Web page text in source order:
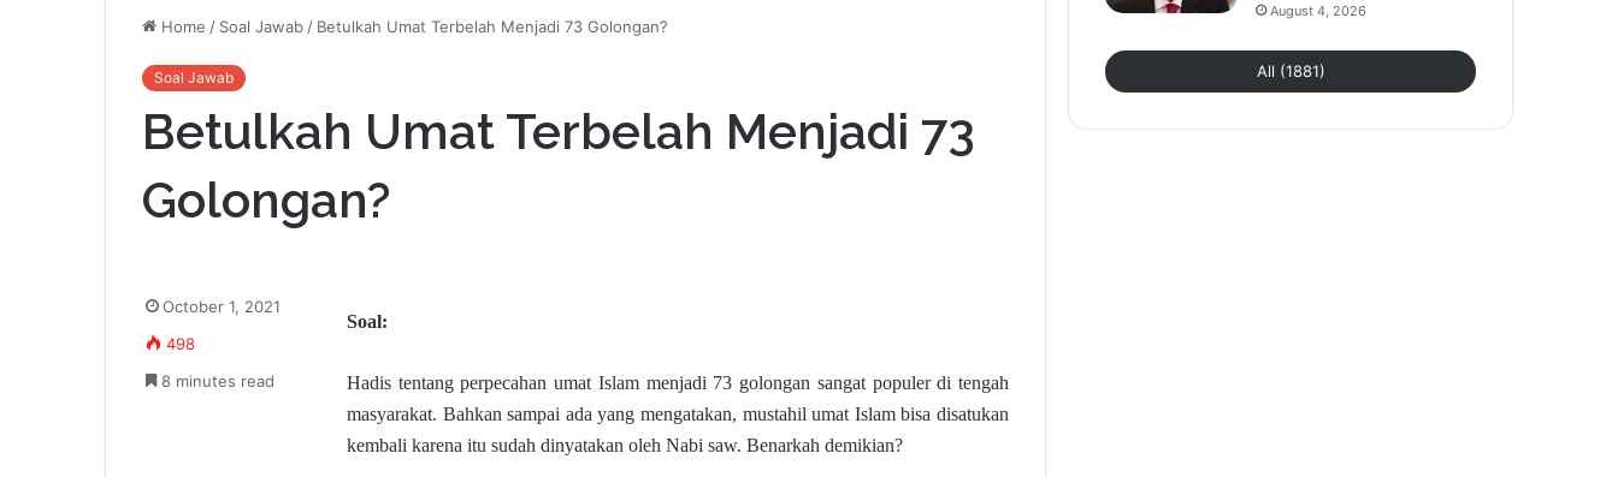
Home / Soal Jawab / Betulkah Umat Terbelah Menjadi 73 Golongan?
Soal Jawab
Betulkah Umat Terbelah Menjadi 73
Golongan?
Soal:
Hadis tentang perpecahan umat Islam menjadi 73 golongan sangat populer di tengah
masyarakat. Bahkan sampai ada yang mengatakan, mustahil umat Islam bisa disatukan
kembali karena itu sudah dinyatakan oleh Nabi saw. Benarkah demikian?
October 1, 2021
498
8 minutes read
August 4, 2026
All (1881)